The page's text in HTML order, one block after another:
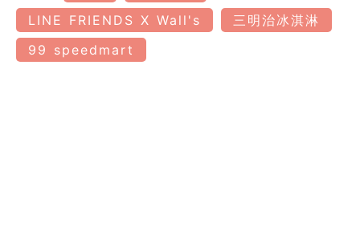
LINE FRIENDS X Wall's
三明治冰淇淋
99 speedmart